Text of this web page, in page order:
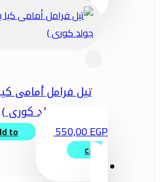
تيل فرامل أمامى
جولد كورى )
550,00EGP
to
cart